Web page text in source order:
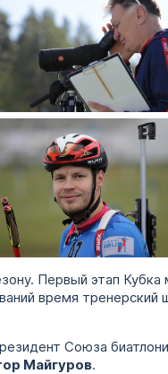
Первый этап
время тренерский
Союза
Майгуров.